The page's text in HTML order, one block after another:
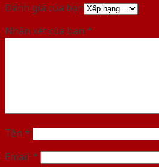
Đánh giá của bạn
Nhận xét của bạn *
Tên *
Email *